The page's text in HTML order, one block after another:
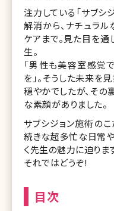
注力している「サブシ
解消から、ナチュラ
ケアまで。見た目を
生。
「男性も美容室感覚
を」。そうした未来を
穏やかでしたが、その
な素顔がありました。
サブシジョン施術の
続きな超多忙な日常
く先生の魅力に迫りま
それではどうぞ!
目次